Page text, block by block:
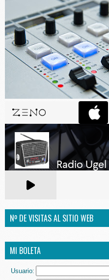
Nº DE VISITAS AL SITIO WEB
MI BOLETA
Usuario: